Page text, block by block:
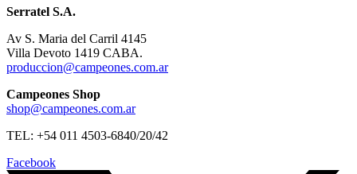
Serratel S.A.
Av S. Maria del Carril 4145
Villa Devoto 1419 CABA.
produccion@campeones.com.ar
Campeones Shop
shop@campeones.com.ar
TEL: +54 011 4503-6840/20/42
Facebook